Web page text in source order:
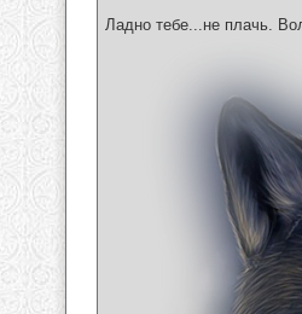
Ладно тебе...не плачь.